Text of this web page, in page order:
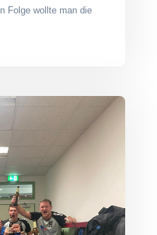
Folge wollte man die